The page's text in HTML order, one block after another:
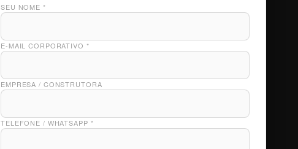
SEU NOME *
E-MAIL CORPORATIVO *
EMPRESA / CONSTRUTORA
TELEFONE / WHATSAPP *